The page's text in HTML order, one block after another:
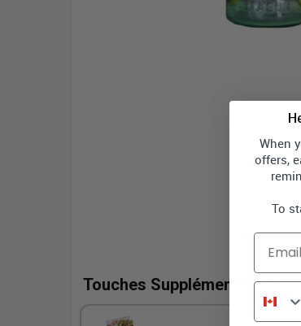
Touches Supplémentaires
When
offers,
To
Email
Phone